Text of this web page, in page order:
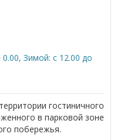
Зимой: с 12.00 до
гостиничного
в парковой зоне
побережья.